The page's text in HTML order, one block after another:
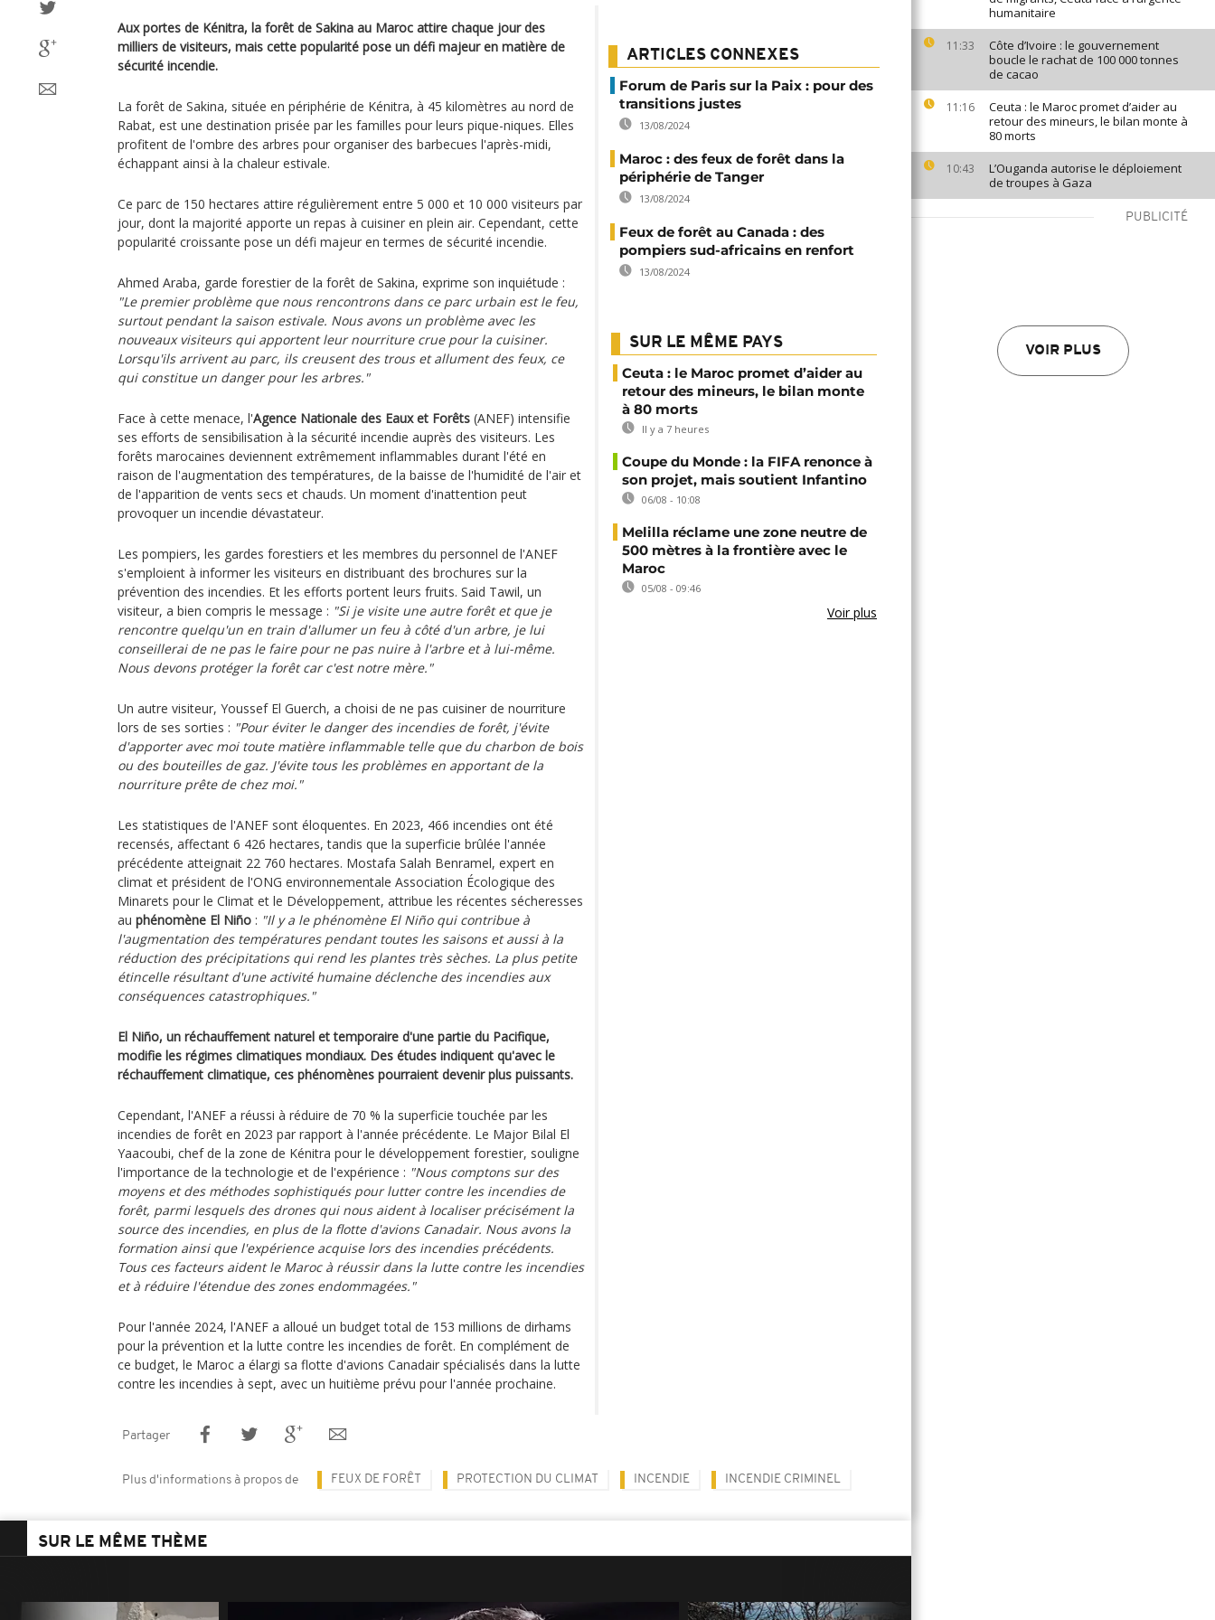
humanitaire
11:33
Côte d’Ivoire : le gouvernement
boucle le rachat de 100 000 tonnes
de cacao
11:16
Ceuta : le Maroc promet d’aider au
retour des mineurs, le bilan monte à
80 morts
10:43
L’Ouganda autorise le déploiement
de troupes à Gaza
PUBLICITÉ
VOIR PLUS
Aux portes de Kénitra, la forêt de Sakina au Maroc attire chaque jour des
milliers de visiteurs, mais cette popularité pose un défi majeur en matière de
sécurité incendie.
La forêt de Sakina, située en périphérie de Kénitra, à 45 kilomètres au nord de
Rabat, est une destination prisée par les familles pour leurs pique-niques. Elles
profitent de l'ombre des arbres pour organiser des barbecues l'après-midi,
échappant ainsi à la chaleur estivale.
Ce parc de 150 hectares attire régulièrement entre 5 000 et 10 000 visiteurs par
jour, dont la majorité apporte un repas à cuisiner en plein air. Cependant, cette
popularité croissante pose un défi majeur en termes de sécurité incendie.
Ahmed Araba, garde forestier de la forêt de Sakina, exprime son inquiétude :
"Le premier problème que nous rencontrons dans ce parc urbain est le feu,
surtout pendant la saison estivale. Nous avons un problème avec les
nouveaux visiteurs qui apportent leur nourriture crue pour la cuisiner.
Lorsqu'ils arrivent au parc, ils creusent des trous et allument des feux, ce
qui constitue un danger pour les arbres."
Face à cette menace, l'Agence Nationale des Eaux et Forêts (ANEF) intensifie
ses efforts de sensibilisation à la sécurité incendie auprès des visiteurs. Les
forêts marocaines deviennent extrêmement inflammables durant l'été en
raison de l'augmentation des températures, de la baisse de l'humidité de l'air et
de l'apparition de vents secs et chauds. Un moment d'inattention peut
provoquer un incendie dévastateur.
Les pompiers, les gardes forestiers et les membres du personnel de l'ANEF
s'emploient à informer les visiteurs en distribuant des brochures sur la
prévention des incendies. Et les efforts portent leurs fruits. Said Tawil, un
visiteur, a bien compris le message : "Si je visite une autre forêt et que je
rencontre quelqu'un en train d'allumer un feu à côté d'un arbre, je lui
conseillerai de ne pas le faire pour ne pas nuire à l'arbre et à lui-même.
Nous devons protéger la forêt car c'est notre mère."
Un autre visiteur, Youssef El Guerch, a choisi de ne pas cuisiner de nourriture
lors de ses sorties : "Pour éviter le danger des incendies de forêt, j'évite
d'apporter avec moi toute matière inflammable telle que du charbon de bois
ou des bouteilles de gaz. J'évite tous les problèmes en apportant de la
nourriture prête de chez moi."
Les statistiques de l'ANEF sont éloquentes. En 2023, 466 incendies ont été
recensés, affectant 6 426 hectares, tandis que la superficie brûlée l'année
précédente atteignait 22 760 hectares. Mostafa Salah Benramel, expert en
climat et président de l'ONG environnementale Association Écologique des
Minarets pour le Climat et le Développement, attribue les récentes sécheresses
au phénomène El Niño : "Il y a le phénomène El Niño qui contribue à
l'augmentation des températures pendant toutes les saisons et aussi à la
réduction des précipitations qui rend les plantes très sèches. La plus petite
étincelle résultant d'une activité humaine déclenche des incendies aux
conséquences catastrophiques."
El Niño, un réchauffement naturel et temporaire d'une partie du Pacifique,
modifie les régimes climatiques mondiaux. Des études indiquent qu'avec le
réchauffement climatique, ces phénomènes pourraient devenir plus puissants.
Cependant, l'ANEF a réussi à réduire de 70 % la superficie touchée par les
incendies de forêt en 2023 par rapport à l'année précédente. Le Major Bilal El
Yaacoubi, chef de la zone de Kénitra pour le développement forestier, souligne
l'importance de la technologie et de l'expérience : "Nous comptons sur des
moyens et des méthodes sophistiqués pour lutter contre les incendies de
forêt, parmi lesquels des drones qui nous aident à localiser précisément la
source des incendies, en plus de la flotte d'avions Canadair. Nous avons la
formation ainsi que l'expérience acquise lors des incendies précédents.
Tous ces facteurs aident le Maroc à réussir dans la lutte contre les incendies
et à réduire l'étendue des zones endommagées."
Pour l'année 2024, l'ANEF a alloué un budget total de 153 millions de dirhams
pour la prévention et la lutte contre les incendies de forêt. En complément de
ce budget, le Maroc a élargi sa flotte d'avions Canadair spécialisés dans la lutte
contre les incendies à sept, avec un huitième prévu pour l'année prochaine.
ARTICLES CONNEXES
Forum de Paris sur la Paix : pour des
transitions justes
13/08/2024
Maroc : des feux de forêt dans la
périphérie de Tanger
13/08/2024
Feux de forêt au Canada : des
pompiers sud-africains en renfort
13/08/2024
SUR LE MÊME PAYS
Ceuta : le Maroc promet d’aider au
retour des mineurs, le bilan monte
à 80 morts
Il y a 7 heures
Coupe du Monde : la FIFA renonce à
son projet, mais soutient Infantino
06/08 - 10:08
Melilla réclame une zone neutre de
500 mètres à la frontière avec le
Maroc
05/08 - 09:46
Voir plus
Partager
Plus d'informations à propos de FEUX DE FORÊT PROTECTION DU CLIMAT INCENDIE INCENDIE CRIMINEL
SUR LE MÊME THÈME